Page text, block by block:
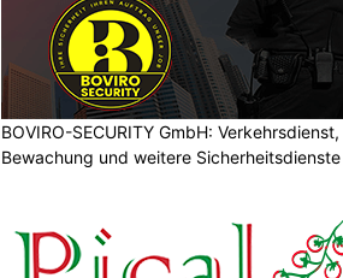
BOVIRO-SECURITY GmbH: Verkehrsdienst,
Bewachung und weitere Sicherheitsdienste